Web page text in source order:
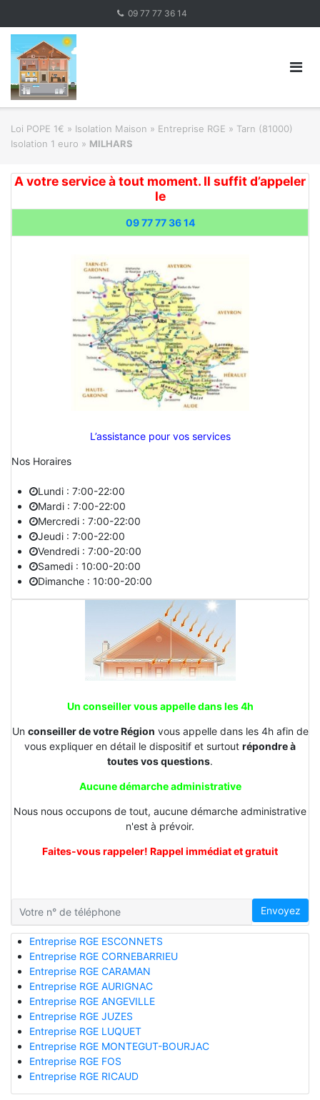
content
09 77 77 36 14
Loi POPE 1€ » Isolation Maison » Entreprise RGE » Tarn (81000)
Isolation 1 euro » MILHARS
A votre service à tout moment. Il suffit d’appeler
le
09 77 77 36 14
L’assistance pour vos services
Nos Horaires
Lundi : 7:00-22:00
Mardi : 7:00-22:00
Mercredi : 7:00-22:00
Jeudi : 7:00-22:00
Vendredi : 7:00-20:00
Samedi : 10:00-20:00
Dimanche : 10:00-20:00
Un conseiller vous appelle dans les 4h
Un conseiller de votre Région vous appelle dans les 4h afin de
vous expliquer en détail le dispositif et surtout répondre à
toutes vos questions.
Aucune démarche administrative
Nous nous occupons de tout, aucune démarche administrative
n'est à prévoir.
Faites-vous rappeler! Rappel immédiat et gratuit
Envoyez
Entreprise RGE ESCONNETS
Entreprise RGE CORNEBARRIEU
Entreprise RGE CARAMAN
Entreprise RGE AURIGNAC
Entreprise RGE ANGEVILLE
Entreprise RGE JUZES
Entreprise RGE LUQUET
Entreprise RGE MONTEGUT-BOURJAC
Entreprise RGE FOS
Entreprise RGE RICAUD